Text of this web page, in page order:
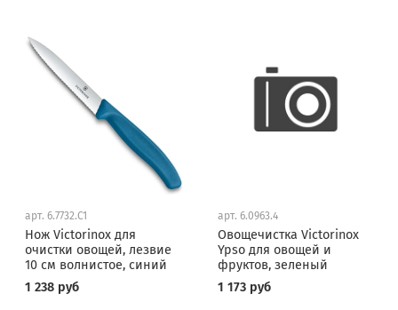
арт. 6.7732.C1
Нож Victorinox для
очистки овощей, лезвие
10 см волнистое, синий
1 238 руб
арт. 6.0963.4
Овощечистка Victorinox
Ypso для овощей и
фруктов, зеленый
1 173 руб